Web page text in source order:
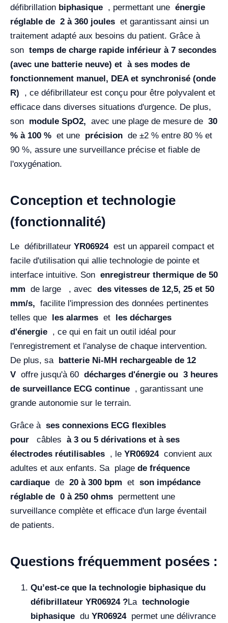
défibrillation biphasique , permettant une énergie
réglable de 2 à 360 joules et garantissant ainsi un
traitement adapté aux besoins du patient. Grâce à
son temps de charge rapide inférieur à 7 secondes
(avec une batterie neuve) et à ses modes de
fonctionnement manuel, DEA et synchronisé (onde
R) , ce défibrillateur est conçu pour être polyvalent et
efficace dans diverses situations d'urgence. De plus,
son module SpO2, avec une plage de mesure de 30
% à 100 % et une précision de ±2 % entre 80 % et
90 %, assure une surveillance précise et fiable de
l'oxygénation.
Conception et technologie
(fonctionnalité)
Le défibrillateur YR06924est un appareil compact et
facile d'utilisation qui allie technologie de pointe et
interface intuitive. Son enregistreur thermique de 50
mm de large , avec des vitesses de 12,5, 25 et 50
mm/s, facilite l'impression des données pertinentes
telles que les alarmes et les décharges
d'énergie , ce qui en fait un outil idéal pour
l'enregistrement et l'analyse de chaque intervention.
De plus, sa batterie Ni-MH rechargeable de 12
V offre jusqu'à 60 décharges d'énergie ou 3 heures
de surveillance ECG continue , garantissant une
grande autonomie sur le terrain.
Grâce à ses connexions ECG flexibles
pour
câbles à 3 ou 5 dérivations et à ses
électrodes réutilisables , le YR06924convient aux
adultes et aux enfants. Sa plage de fréquence
cardiaque de 20 à 300 bpm et son impédance
réglable de 0 à 250 ohms permettent une
surveillance complète et efficace d'un large éventail
de patients.
Questions fréquemment posées :
Qu’est-ce que la technologie biphasique du
défibrillateur YR06924 ?La technologie
biphasique du YR06924permet une délivrance